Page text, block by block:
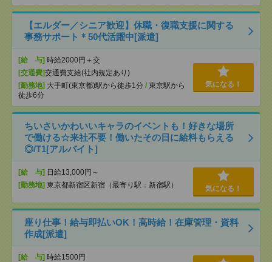
【エルダー／シニア歓迎】休職・復職支援に関する
事務サポート＊50代活躍中[派遣]
[給 与] 時給2000円＋交
[交通費]交通費支給(社内規定あり)
[勤務地] 大手町(東京都)駅から徒歩1分 / 東京駅から
徒歩6分
気になる！
ちいさいかわいいキャラのイベントも！好きな場所
で働ける☆来社不要！働いたその日に給料もらえる
◎/T1[アルバイト]
[給 与] 日給13,000円～
[勤務地] 東京都新宿区新宿（最寄り駅：新宿駅） 気になる！
座り仕事！給与即払いOK！高時給！在庫管理・資料
作成[派遣]
[給 与] 時給1500円